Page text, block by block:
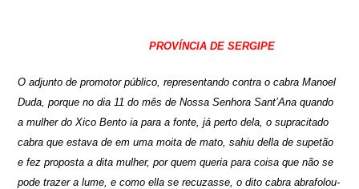
PROVÍNCIA DE SERGIPE
O adjunto de promotor público, representando contra o cabra Manoel
Duda, porque no dia 11 do mês de Nossa Senhora Sant’Ana quando
a mulher do Xico Bento ia para a fonte, já perto dela, o supracitado
cabra que estava de em uma moita de mato, sahiu della de supetão
e fez proposta a dita mulher, por quem queria para coisa que não se
pode trazer a lume, e como ella se recuzasse, o dito cabra abrafolou-